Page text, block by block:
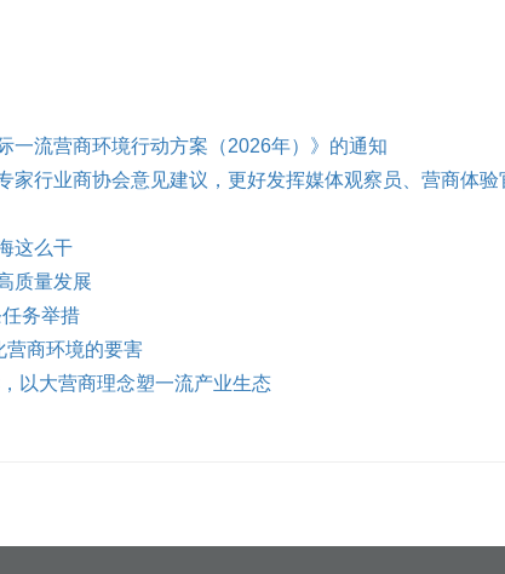
一流营商环境行动方案（2026年）》的通知
家行业商协会意见建议，更好发挥媒体观察员、营商体验
这么干
质量发展
务举措
营商环境的要害
以大营商理念塑一流产业生态